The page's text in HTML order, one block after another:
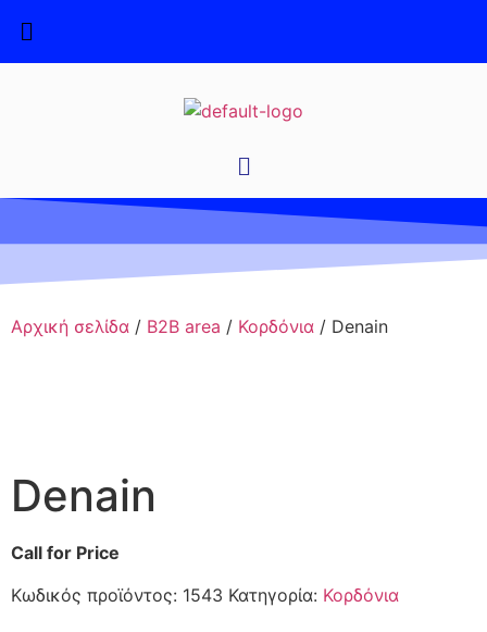
Αρχική σελίδα / B2B area / Κορδόνια / Denain
Denain
Call for Price
Κωδικός προϊόντος: 1543 Κατηγορία: Κορδόνια